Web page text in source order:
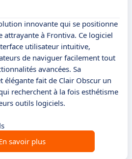
innovante qui se positionne
à Frontiva. Ce logiciel
utilisateur intuitive,
de naviguer facilement tout
avancées. Sa
élégante fait de Clair Obscur un
recherchent à la fois esthétisme
outils logiciels.
savoir plus